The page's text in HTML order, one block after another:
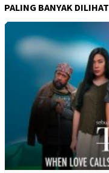
PALING BANYAK DILIHAT